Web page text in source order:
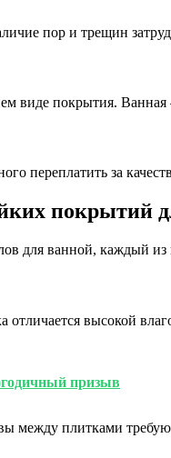
пор и трещин
виде покрытия.
переплатить за
покрытий
для ванной, каждый
высокой
призыв
между плитками